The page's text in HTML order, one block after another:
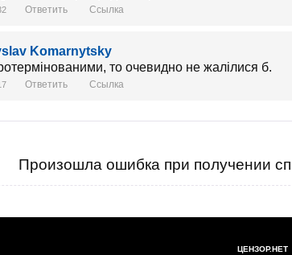
Ответить Ссылка
Komarnytsky
то очевидно не жалілися б.
Ответить Ссылка
Произошла ошибка при получении
ЦЕНЗОР.НЕТ